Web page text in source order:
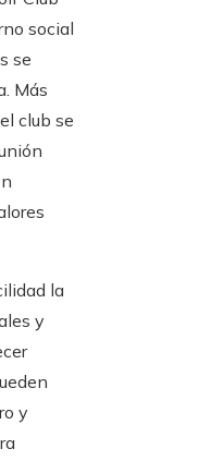
social
se
Más
club se
la
y
y